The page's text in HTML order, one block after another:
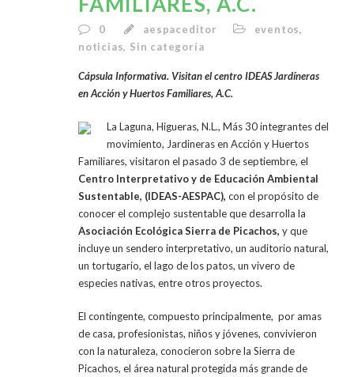
0 aespaceditor eventos,
noticias, Sin categoría
Cápsula Informativa. Visitan el centro IDEAS Jardíneras
en Acción y Huertos Familiares, A.C.
La Laguna, Higueras, N.L., Más 30 integrantes del
movimiento, Jardineras en Acción y Huertos
Familiares, visitaron el pasado 3 de septiembre, el
Centro Interpretativo y de Educación Ambiental
Sustentable, (IDEAS-AESPAC), con el propósito de
conocer el complejo sustentable que desarrolla la
Asociación Ecológica Sierra de Picachos, y que
incluye un sendero interpretativo, un auditorio natural,
un tortugario, el lago de los patos, un vivero de
especies nativas, entre otros proyectos.
El contingente, compuesto principalmente, por amas
de casa, profesionistas, niños y jóvenes, convivieron
con la naturaleza, conocieron sobre la Sierra de
Picachos, el área natural protegida más grande de